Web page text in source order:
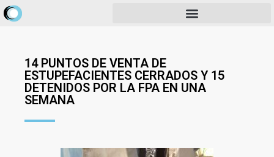
14 PUNTOS DE VENTA DE
ESTUPEFACIENTES CERRADOS Y 15
DETENIDOS POR LA FPA EN UNA
SEMANA